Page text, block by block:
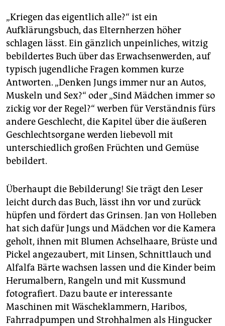
„Kriegen das eigentlich alle?“ ist ein
Aufklärungsbuch, das Elternherzen höher
schlagen lässt. Ein gänzlich unpeinliches, witzig
bebildertes Buch über das Erwachsenwerden, auf
typisch jugendliche Fragen kommen kurze
Antworten. „Denken Jungs immer nur an Autos,
Muskeln und Sex?“ oder „Sind Mädchen immer so
zickig vor der Regel?“ werben für Verständnis fürs
andere Geschlecht, die Kapitel über die äußeren
Geschlechtsorgane werden liebevoll mit
unterschiedlich großen Früchten und Gemüse
bebildert.
Überhaupt die Bebilderung! Sie trägt den Leser
leicht durch das Buch, lässt ihn vor und zurück
hüpfen und fördert das Grinsen. Jan von Holleben
hat sich dafür Jungs und Mädchen vor die Kamera
geholt, ihnen mit Blumen Achselhaare, Brüste und
Pickel angezaubert, mit Linsen, Schnittlauch und
Alfalfa Bärte wachsen lassen und die Kinder beim
Herumalbern, Rangeln und mit Kussmund
fotografiert. Dazu baute er interessante
Maschinen mit Wäscheklammern, Haribos,
Fahrradpumpen und Strohhalmen als Hingucker